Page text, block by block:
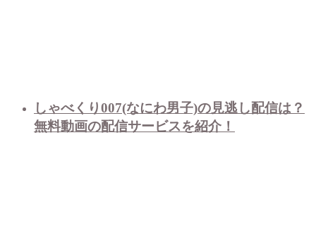
しゃべくり007(なにわ男子)の見逃し配信は？
無料動画の配信サービスを紹介！